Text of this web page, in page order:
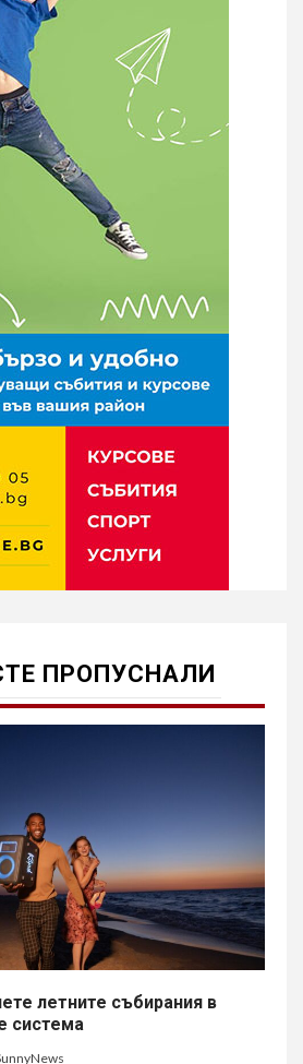
ПРОПУСНАЛИ
летните събирания в
система